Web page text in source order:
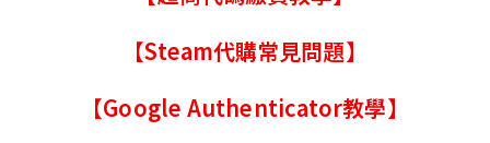
【Steam代購常見問題】
【Google Authenticator教學】